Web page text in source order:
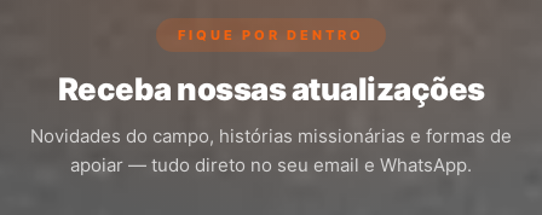
FIQUE POR DENTRO
Receba nossas atualizações
Novidades do campo, histórias missionárias e formas de
apoiar — tudo direto no seu email e WhatsApp.